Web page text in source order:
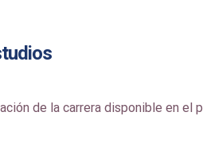
de la carrera disponible en el